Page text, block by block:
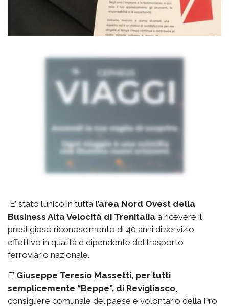
E’ stato l’unico in tutta l’area Nord Ovest della
Business Alta Velocità di Trenitalia a ricevere il
prestigioso riconoscimento di 40 anni di servizio
effettivo in qualità d dipendente del trasporto
ferroviario nazionale.
E’ Giuseppe Teresio Massetti, per tutti
semplicemente “Beppe”, di Revigliasco,
consigliere comunale del paese e volontario della Pro